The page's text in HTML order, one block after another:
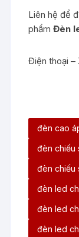
Liên hệ để
phẩmĐèn
Điện thoại
đèn cao
đèn chiếu
đèn chiếu
đèn led
đèn led
đèn led